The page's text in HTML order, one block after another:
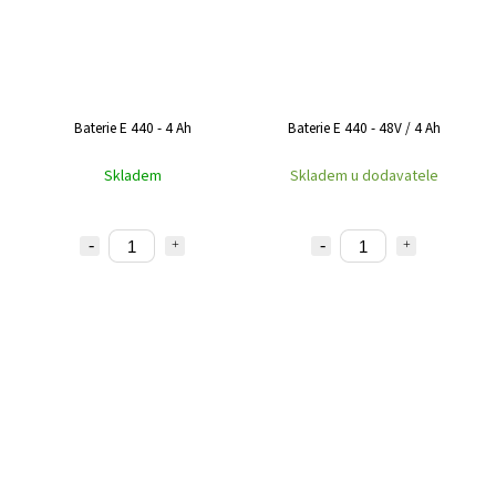
Baterie E 440 - 4 Ah
Skladem
Baterie E 440 - 48V / 4 Ah
Skladem u dodavatele